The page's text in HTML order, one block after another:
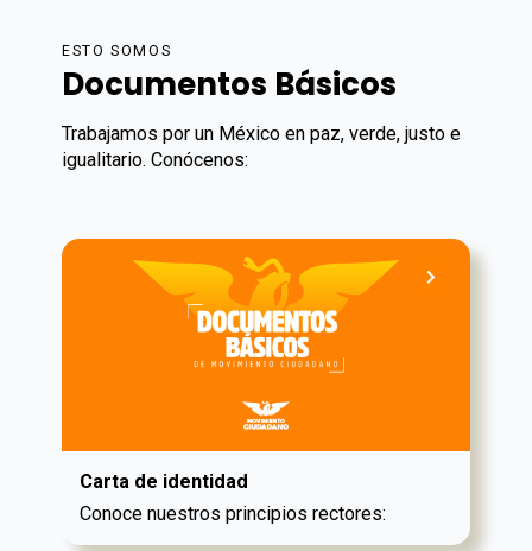
ESTO SOMOS
Documentos Básicos
Trabajamos por un México en paz, verde, justo e
igualitario. Conócenos:
Carta de identidad
Conoce nuestros principios rectores: